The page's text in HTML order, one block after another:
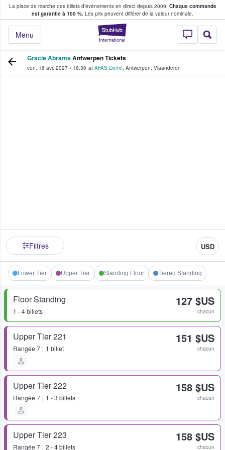
La place de marché des billets d’événements en direct depuis 2009. Chaque commande
est garantie à 100 %. Les prix peuvent différer de la valeur nominale.
StubHub - Où
Menu
fans achètent et vendent des billets
Gracie AbramsAntwerpen Tickets
ven. 16 avr. 2027 • 18:30 at AFAS Dome, Antwerpen, Vlaanderen
Filtres USD
Lower Tier Upper Tier Standing Floor Tiered Standing
Floor Standing
1 - 4 billets
127 $US
chacun
Upper Tier 221
Rangée 7 1 billet
151 $US
chacun
Upper Tier 222
Rangée 7 1 - 3 billets
158 $US
chacun
Upper Tier 223
Rangée 7 2 - 4 billets
158 $US
chacun